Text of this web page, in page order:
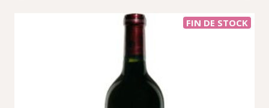
FIN DE STOCK